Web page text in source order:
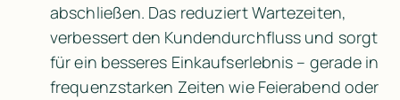
abschließen. Das reduziert Wartezeiten,
verbessert den Kundendurchfluss und sorgt
für ein besseres Einkaufserlebnis – gerade in
frequenzstarken Zeiten wie Feierabend oder